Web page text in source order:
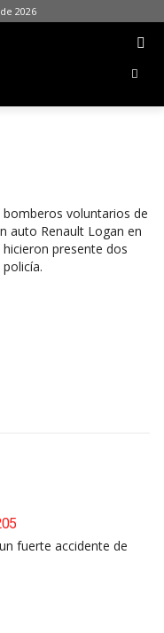
2026
voluntarios de
auto Renault Logan en
hicieron presente dos
fuerte accidente de